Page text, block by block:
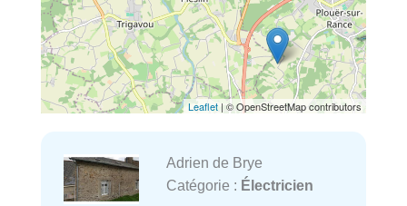
Leaflet | © OpenStreetMap contributors
Adrien de Brye
Catégorie : Électricien